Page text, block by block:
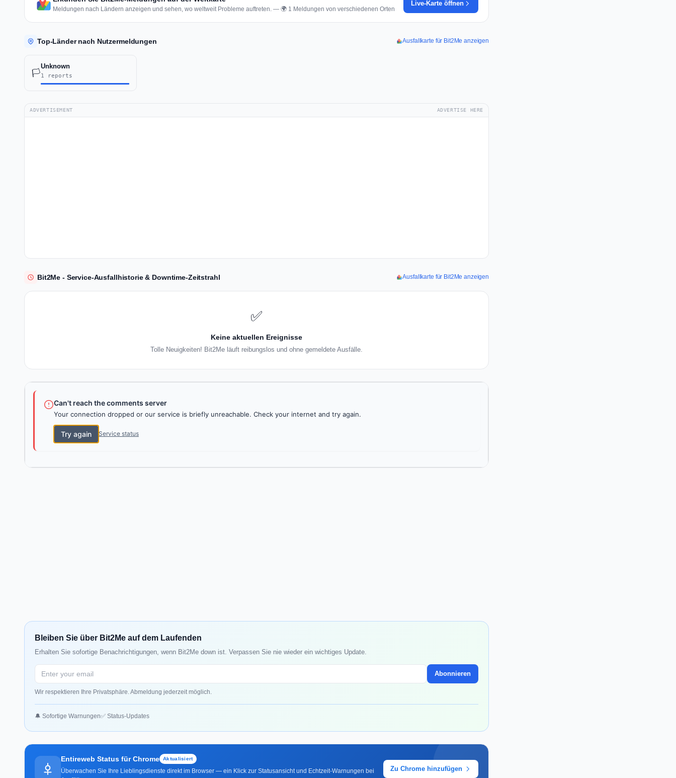
Meldungen nach Ländern anzeigen und sehen, wo weltweit Probleme auftreten. — 🌍 1 Meldungen von verschiedenen Orten
Live-Karte öffnen
Top-Länder nach Nutzermeldungen Ausfallkarte für Bit2Me anzeigen
🏳️
Unknown
1 reports
ADVERTISEMENT ADVERTISE HERE
Bit2Me - Service-Ausfallhistorie & Downtime-Zeitstrahl Ausfallkarte für Bit2Me anzeigen
✅
Keine aktuellen Ereignisse
Tolle Neuigkeiten! Bit2Me läuft reibungslos und ohne gemeldete Ausfälle.
Can't reach the comments server
Your connection dropped or our service is briefly unreachable. Check your internet and try again.
Try again Service status
Bleiben Sie über Bit2Me auf dem Laufenden
Erhalten Sie sofortige Benachrichtigungen, wenn Bit2Me down ist. Verpassen Sie nie wieder ein wichtiges Update.
Abonnieren
Wir respektieren Ihre Privatsphäre. Abmeldung jederzeit möglich.
🔔 Sofortige Warnungen✅ Status-Updates
Entireweb Status für Chrome Aktualisiert
Überwachen Sie Ihre Lieblingsdienste direkt im Browser — ein Klick zur Statusansicht und Echtzeit-Warnungen bei
Zu Chrome hinzufügen